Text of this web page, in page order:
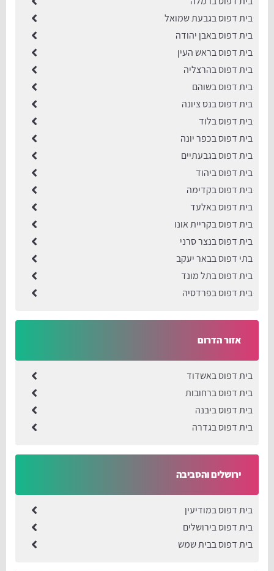
בית דפוס בגבעת שמואל
בית דפוס באבן יהודה
בית דפוס בראש העין
בית דפוס בהרצליה
בית דפוס בשוהם
בית דפוס בנס ציונה
בית דפוס בלוד
בית דפוס בכפר יונה
בית דפוס בגבעתיים
בית דפוס ביהוד
בית דפוס בקדימה
בית דפוס באלעד
בית דפוס בקריית אונו
בית דפוס בנצר סרני
בתי דפוס בבאר יעקב
בית דפוס בתל מונד
בית דפוס בפרדסיה
אזור הדרום
בית דפוס באשדוד
בית דפוס ברחובות
בית דפוס ביבנה
בית דפוס בגדרה
ירושלים והסביבה
בית דפוס במודיעין
בית דפוס בירושלים
בית דפוס בבית שמש